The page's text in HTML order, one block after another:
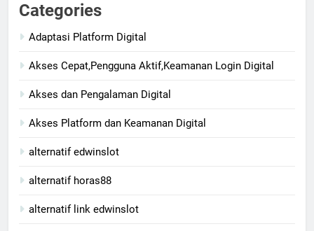
Categories
Adaptasi Platform Digital
Akses Cepat,Pengguna Aktif,Keamanan Login Digital
Akses dan Pengalaman Digital
Akses Platform dan Keamanan Digital
alternatif edwinslot
alternatif horas88
alternatif link edwinslot